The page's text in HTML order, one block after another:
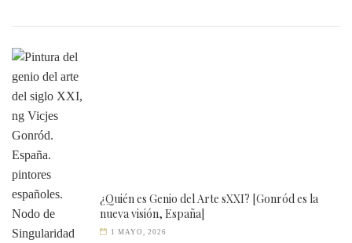
¿Quién es Genio del Arte sXXI? [Gonród es la
nueva visión, España]
1 MAYO, 2026